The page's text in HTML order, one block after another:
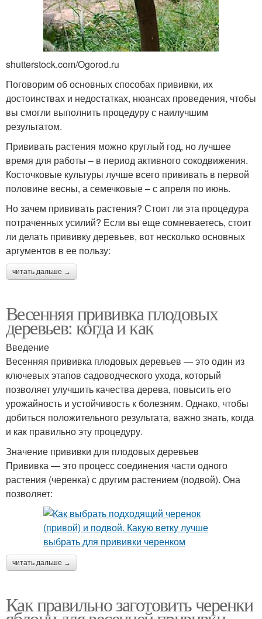
shutterstock.com/Ogorod.ru
Поговорим об основных способах прививки, их
достоинствах и недостатках, нюансах проведения, чтобы
вы смогли выполнить процедуру с наилучшим
результатом.
Прививать растения можно круглый год, но лучшее
время для работы – в период активного сокодвижения.
Косточковые культуры лучше всего прививать в первой
половине весны, а семечковые – с апреля по июнь.
Но зачем прививать растения? Стоит ли эта процедура
потраченных усилий? Если вы еще сомневаетесь, стоит
ли делать прививку деревьев, вот несколько основных
аргументов в ее пользу:
читать дальше →
Весенняя прививка плодовых
деревьев: когда и как
Введение
Весенняя прививка плодовых деревьев — это один из
ключевых этапов садоводческого ухода, который
позволяет улучшить качества дерева, повысить его
урожайность и устойчивость к болезням. Однако, чтобы
добиться положительного результата, важно знать, когда
и как правильно эту процедуру.
Значение прививки для плодовых деревьев
Прививка — это процесс соединения части одного
растения (черенка) с другим растением (подвой). Она
позволяет:
читать дальше →
Как правильно заготовить черенки